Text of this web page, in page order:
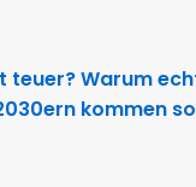
teuer? Warum
kommen